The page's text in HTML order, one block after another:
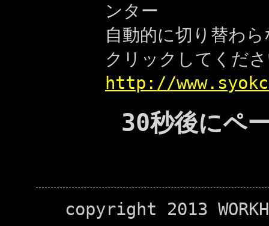
ンター
自動的に切り替わ
クリックしてくだ
http://
30秒後にペ
copyright 2013